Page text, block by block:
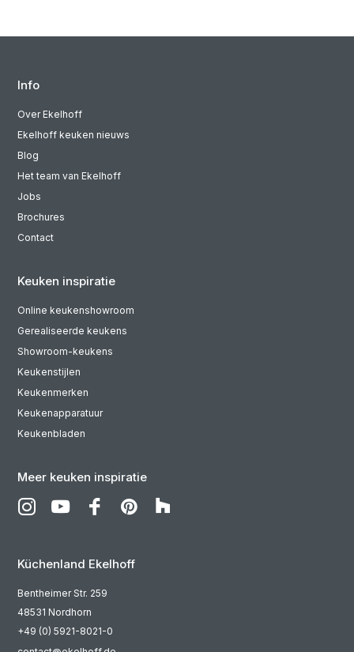
Info
Over Ekelhoff
Ekelhoff keuken nieuws
Blog
Het team van Ekelhoff
Jobs
Brochures
Contact
Keuken inspiratie
Online keukenshowroom
Gerealiseerde keukens
Showroom-keukens
Keukenstijlen
Keukenmerken
Keukenapparatuur
Keukenbladen
Meer keuken inspiratie
Küchenland Ekelhoff
Bentheimer Str. 259
48531 Nordhorn
+49 (0) 5921-8021-0